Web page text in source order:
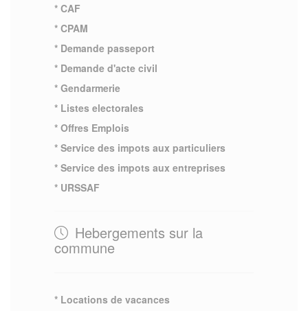
* CAF
* CPAM
* Demande passeport
* Demande d'acte civil
* Gendarmerie
* Listes electorales
* Offres Emplois
* Service des impots aux particuliers
* Service des impots aux entreprises
* URSSAF
Hebergements sur la
commune
* Locations de vacances